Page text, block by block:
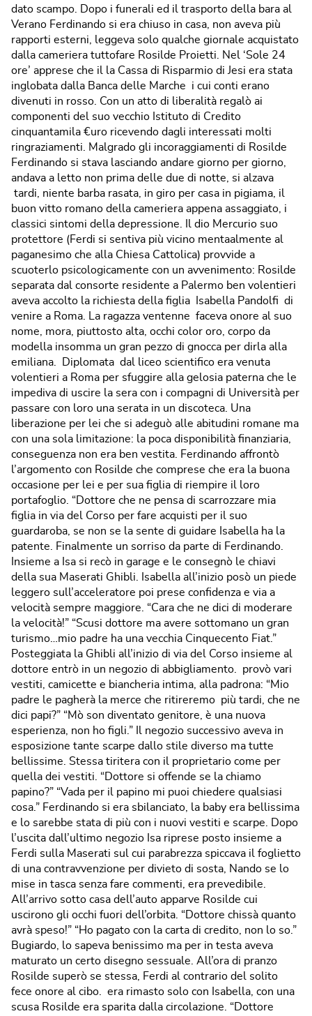
dato scampo. Dopo i funerali ed il trasporto della bara al
Verano Ferdinando si era chiuso in casa, non aveva più
rapporti esterni, leggeva solo qualche giornale acquistato
dalla cameriera tuttofare Rosilde Proietti. Nel ‘Sole 24
ore’ apprese che il la Cassa di Risparmio di Jesi era stata
inglobata dalla Banca delle Marche i cui conti erano
divenuti in rosso. Con un atto di liberalità regalò ai
componenti del suo vecchio Istituto di Credito
cinquantamila €uro ricevendo dagli interessati molti
ringraziamenti. Malgrado gli incoraggiamenti di Rosilde
Ferdinando si stava lasciando andare giorno per giorno,
andava a letto non prima delle due di notte, si alzava
tardi, niente barba rasata, in giro per casa in pigiama, il
buon vitto romano della cameriera appena assaggiato, i
classici sintomi della depressione. Il dio Mercurio suo
protettore (Ferdi si sentiva più vicino mentaalmente al
paganesimo che alla Chiesa Cattolica) provvide a
scuoterlo psicologicamente con un avvenimento: Rosilde
separata dal consorte residente a Palermo ben volentieri
aveva accolto la richiesta della figlia Isabella Pandolfi di
venire a Roma. La ragazza ventenne faceva onore al suo
nome, mora, piuttosto alta, occhi color oro, corpo da
modella insomma un gran pezzo di gnocca per dirla alla
emiliana. Diplomata dal liceo scientifico era venuta
volentieri a Roma per sfuggire alla gelosia paterna che le
impediva di uscire la sera con i compagni di Università per
passare con loro una serata in un discoteca. Una
liberazione per lei che si adeguò alle abitudini romane ma
con una sola limitazione: la poca disponibilità finanziaria,
conseguenza non era ben vestita. Ferdinando affrontò
l’argomento con Rosilde che comprese che era la buona
occasione per lei e per sua figlia di riempire il loro
portafoglio. “Dottore che ne pensa di scarrozzare mia
figlia in via del Corso per fare acquisti per il suo
guardaroba, se non se la sente di guidare Isabella ha la
patente. Finalmente un sorriso da parte di Ferdinando.
Insieme a Isa si recò in garage e le consegnò le chiavi
della sua Maserati Ghibli. Isabella all’inizio posò un piede
leggero sull’acceleratore poi prese confidenza e via a
velocità sempre maggiore. “Cara che ne dici di moderare
la velocità!” “Scusi dottore ma avere sottomano un gran
turismo…mio padre ha una vecchia Cinquecento Fiat.”
Posteggiata la Ghibli all’inizio di via del Corso insieme al
dottore entrò in un negozio di abbigliamento. provò vari
vestiti, camicette e biancheria intima, alla padrona: “Mio
padre le pagherà la merce che ritireremo più tardi, che ne
dici papi?” “Mò son diventato genitore, è una nuova
esperienza, non ho figli.” Il negozio successivo aveva in
esposizione tante scarpe dallo stile diverso ma tutte
bellissime. Stessa tiritera con il proprietario come per
quella dei vestiti. “Dottore si offende se la chiamo
papino?” “Vada per il papino mi puoi chiedere qualsiasi
cosa.” Ferdinando si era sbilanciato, la baby era bellissima
e lo sarebbe stata di più con i nuovi vestiti e scarpe. Dopo
l’uscita dall’ultimo negozio Isa riprese posto insieme a
Ferdi sulla Maserati sul cui parabrezza spiccava il foglietto
di una contravvenzione per divieto di sosta, Nando se lo
mise in tasca senza fare commenti, era prevedibile.
All’arrivo sotto casa dell’auto apparve Rosilde cui
uscirono gli occhi fuori dell’orbita. “Dottore chissà quanto
avrà speso!” “Ho pagato con la carta di credito, non lo so.”
Bugiardo, lo sapeva benissimo ma per in testa aveva
maturato un certo disegno sessuale. All’ora di pranzo
Rosilde superò se stessa, Ferdi al contrario del solito
fece onore al cibo. era rimasto solo con Isabella, con una
scusa Rosilde era sparita dalla circolazione. “Dottore